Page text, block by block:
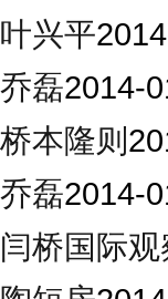
叶兴平
乔磊2014-
桥本隆则
乔磊2014-
闫桥国际观